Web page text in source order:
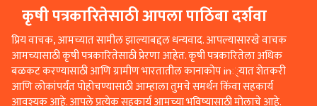
कृषी पत्रकारितेसाठी आपला पाठिंबा दर्शवा
प्रिय वाचक, आमच्यात सामील झाल्याबद्दल धन्यवाद. आपल्यासारखे वाचक
आमच्यासाठी कृषी पत्रकारितेसाठी प्रेरणा आहेत. कृषी पत्रकारितेला अधिक
बळकट करण्यासाठी आणि ग्रामीण भारतातील कानाकोप in्यात शेतकरी
आणि लोकांपर्यंत पोहोचण्यासाठी आम्हाला तुमचे समर्थन किंवा सहकार्य
आवश्यक आहे. आपले प्रत्येक सहकार्य आमच्या भविष्यासाठी मोलाचे आहे.